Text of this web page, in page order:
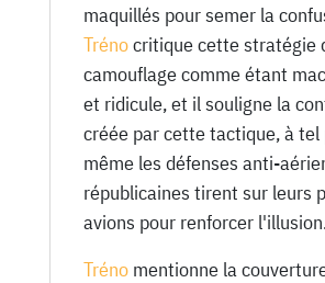
maquillés pour semer la
Trénocritique cette stratégie
camouflage comme étant
et ridicule, et il souligne la
créée par cette tactique, à tel
même les défenses anti-
républicaines tirent sur leurs
avions pour renforcer
Trénomentionne la